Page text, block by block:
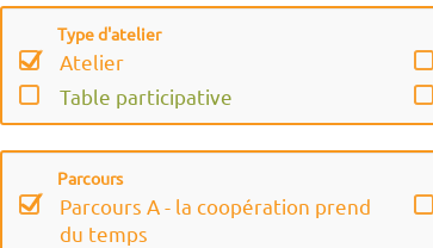
Constance BINARD
Constance Freté
David Dräyer
Dominique HEBERT
Elsa Brindazur
Emilie ANGELIN
Peclet Polset (26 personnes)
Les Ecrins (26 personnes)
Les Drayères (26 personnes)
L'Etendard (40 personnes)
Le Viso (18 personnes)
Ambin (10 personnes)
Extérieur (Chapiteau)
Type d'atelier
Atelier
Table participative
Parcours
Parcours A - la coopération prend
du temps